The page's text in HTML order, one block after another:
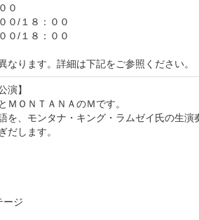
０
０/１８：００
０/１８：００
ります。詳細は下記をご参照ください。
演】
ＭＯＮＴＡＮＡのＭです。
を、モンタナ・キング・ラムゼイ氏の生演
だします。
ージ